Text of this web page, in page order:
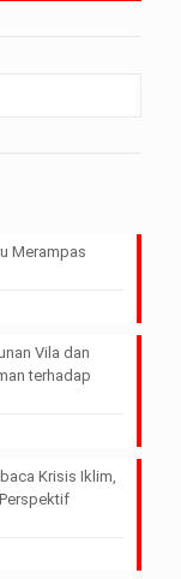
Merampas
Vila dan
terhadap
Krisis Iklim,